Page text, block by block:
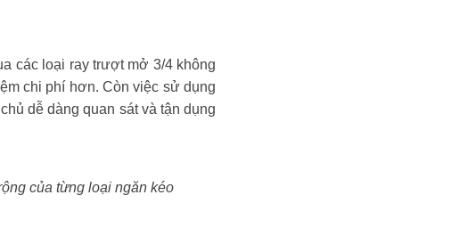
các loại ray trượt mở 3/4 không
chi phí hơn. Còn việc sử dụng
dễ dàng quan sát và tận dụng
của từng loại ngăn kéo